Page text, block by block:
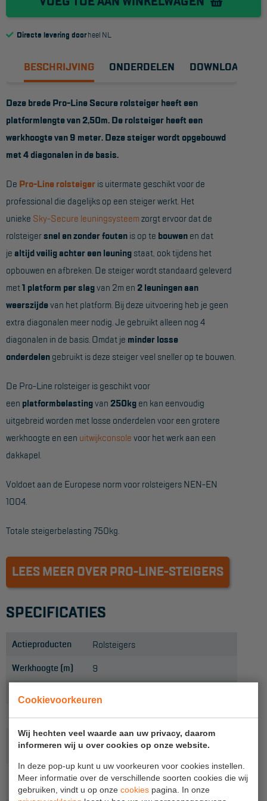
Cookievoorkeuren
Wij hechten veel waarde aan uw privacy, daarom
informeren wij u over cookies op onze website.
In deze pop-up kunt u uw voorkeuren voor cookies instellen.
Meer informatie over de verschillende soorten cookies die wij
gebruiken, vindt u op onze cookies pagina. In onze
Reddingsmiddelen
CombiDeals
MAATWERK
VERHUUR
Rolsteigers
Schilderstellingen
Gevelsteigers
Steiger overkapping
Hangbruginstallaties
Schilderwerkzaamheden
Gevelrenovatie
Industrieel onderhoud
Hoogwerkers
Telescoop hoogwerkers
Spinhoogwerkers
Laagbouw
Hoogbouw
Industrie
Projectvoorbeelden
KEURING
Keuring en Inspectie
Ladders en trappen
Steigers
Valbeveiliging
Reparatie en onderhoud
Directe levering doorheel NL
BESCHRIJVING ONDERDELEN DOWNLOADS
Deze brede Pro-Line Secure rolsteiger heeft een
platformlengte van 2,50m. De rolsteiger heeft een
werkhoogte van 9 meter. Deze steiger wordt opgebouwd
met 4 diagonalen in de basis.
De Pro-Line rolsteiger is uitermate geschikt voor de
professional die dagelijks op een steiger werkt. Het
unieke Sky-Secure leuningsysteem zorgt ervoor dat de
rolsteigersnel en zonder fouten is op te bouwen en dat
je altijd veilig achter een leuning staat, ook tijdens het
opbouwen en afbreken. De steiger wordt standaard geleverd
met 1 platform per slagvan 2m en 2 leuningen aan
weerszijdevan het platform. Bij deze uitvoering heb je geen
extra diagonalen meer nodig. Je gebruikt alleen nog 4
diagonalen in de basis. Omdat je minder losse
onderdelen gebruikt is deze steiger veel sneller op te bouwen.
De Pro-Line rolsteiger is geschikt voor
een platformbelastingvan 250kg en kan eenvoudig
uitgebreid worden met losse onderdelen voor een grotere
werkhoogte en een uitwijkconsole voor het werk aan een
dakkapel.
Voldoet aan de Europese norm voor rolsteigers NEN-EN
1004.
Totale steigerbelasting 750kg.
LEES MEER OVER PRO-LINE-STEIGERS
SPECIFICATIES
Actieproducten Rolsteigers
Werkhoogte (m) 9
Soort platform Houten platform
Platformlengte
(m)
2,50
Steigerhoogte
(m)
8,2